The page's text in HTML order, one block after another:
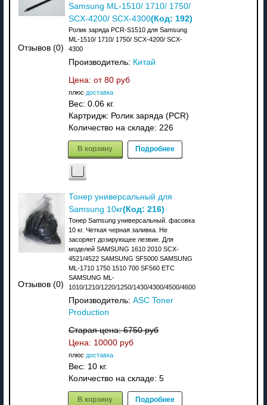
Отзывов (0)
Samsung ML-1510/ 1710/ 1750/
SCX-4200/ SCX-4300(Код: 192)
Ролик заряда PCR-S1510 для Samsung
ML-1510/ 1710/ 1750/ SCX-4200/ SCX-
4300
Производитель: Китай
Цена: от 80 руб
плюс доставка
Вес: 0.06 кг.
Картридж: Ролик заряда (PCR)
Количество на складе: 226
В корзину Подробнее
Отзывов (0)
Тонер универсальный для
Samsung 10кг(Код: 216)
Тонер Samsung универсальный. фасовка
10 кг. Четкая черная заливка. Не
засоряет дозирующее лезвие. Для
моделей SAMSUNG 1610 2010 SCX-
4521/4522 SAMSUNG SF5000 SAMSUNG
ML-1710 1750 1510 700 SF560 ETC
SAMSUNG ML-
1010/1210/1220/1250/1430/4300/4500/4600
Производитель: ASC Toner
Production
Старая цена:6750 руб
Цена: 10000 руб
плюс доставка
Вес: 10 кг.
Количество на складе: 5
В корзину Подробнее